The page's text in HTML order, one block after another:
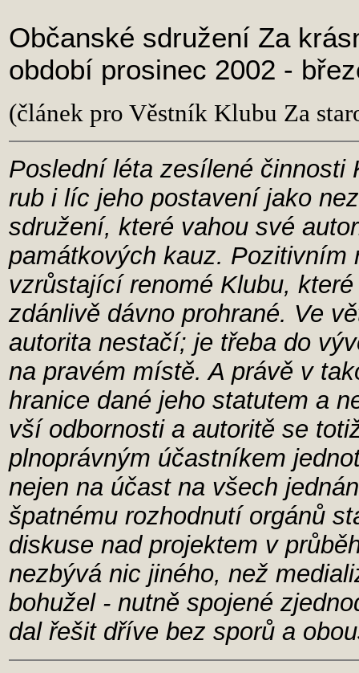
Občanské sdružení Za
období prosinec 2002 -
(článek pro Věstník Klubu Za
Poslední léta zesílené činnosti
rub i líc jeho postavení jako
sdružení, které vahou své
památkových kauz. Pozitivním
vzrůstající renomé Klubu,
zdánlivě dávno prohrané. Ve
autorita nestačí; je třeba do
na pravém místě. A právě v
hranice dané jeho statutem a
vší odbornosti a autoritě se
plnoprávným účastníkem
nejen na účast na všech
špatnému rozhodnutí orgánů
diskuse nad projektem v
nezbývá nic jiného, než
bohužel - nutně spojené
dal řešit dříve bez sporů a